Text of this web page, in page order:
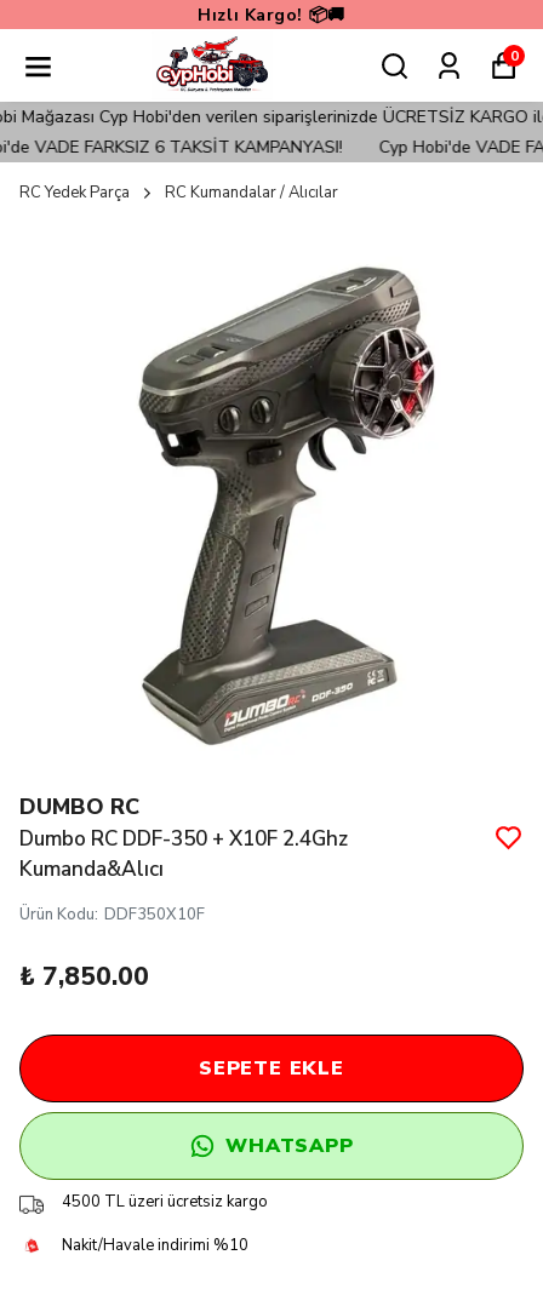
Hızlı Kargo! 📦🚚
0
Cyp Hobi'den verilen siparişlerinizde ÜCRETSİZ KARGO ile
VADE FARKSIZ 6 TAKSİT KAMPANYASI!
Cyp Hobi'de VADE
RC Yedek Parça RC Kumandalar / Alıcılar
DUMBO RC
Dumbo RC DDF-350 + X10F 2.4Ghz
Kumanda&Alıcı
Ürün Kodu: DDF350X10F
₺ 7,850.00
SEPETE EKLE
WHATSAPP
4500 TL üzeri ücretsiz kargo
Nakit/Havale indirimi %10